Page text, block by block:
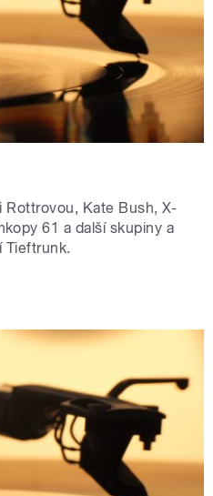
Rottrovou, Kate Bush, X-
61 a další skupiny a
Tieftrunk.